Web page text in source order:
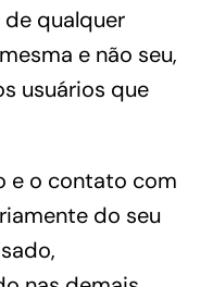
qualquer
e não seu,
usuários que
e o contato com
do seu